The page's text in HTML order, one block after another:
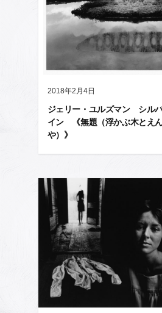
2018年2月4日
ジェリー・ユルズマン シル
イン 《無題（浮かぶ木とえ
や）》